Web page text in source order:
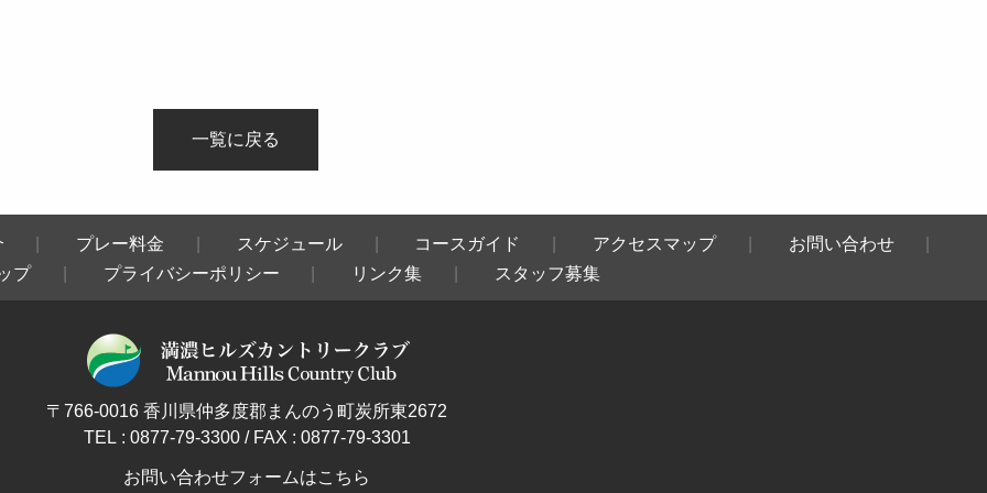
一覧に戻る
プレー料金 スケジュール コースガイド アクセスマップ
お問い合わせ
プ
プライバシーポリシー リンク集 スタッフ募集
〒766-0016 香川県仲多度郡まんのう町炭所東2672
TEL : 0877-79-3300 / FAX : 0877-79-3301
お問い合わせフォームはこちら